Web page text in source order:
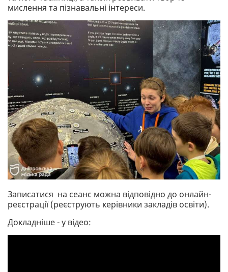
мислення та пізнавальні інтереси.
Записатися на сеанс можна відповідно до онлайн-
реєстрації (реєструють керівники закладів освіти).
Докладніше - у відео: